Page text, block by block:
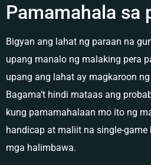
Pamamahala sa
Bigyan ang lahat ng paraan na
upang manalo ng malaking pera
upang ang lahat ay magkaroon
Bagama’t hindi mataas ang
kung pamamahalaan mo ito ng
handicap at maliit na single-
mga halimbawa.